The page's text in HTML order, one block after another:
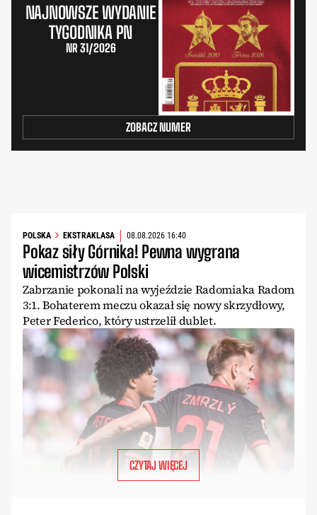
NAJNOWSZE WYDANIE
TYGODNIKA PN
NR 31/2026
ZOBACZ NUMER
POLSKA EKSTRAKLASA 08.08.2026 16:40
Pokaz siły Górnika! Pewna wygrana
wicemistrzów Polski
Zabrzanie pokonali na wyjeździe Radomiaka Radom
3:1. Bohaterem meczu okazał się nowy skrzydłowy,
Peter Federico, który ustrzelił dublet.
CZYTAJ WIĘCEJ